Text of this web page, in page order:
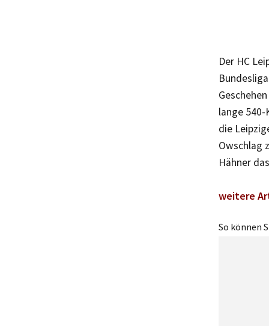
Der HC
lange
die
Owschlag
Hähner
weitere
So können